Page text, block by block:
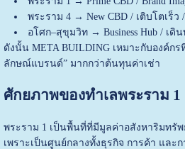
พระราม 4 → New CBD / เติบโตเร็ว
อโศก–สุขุมวิท → Business Hub / เดิ
ดังนั้น META BUILDING เหมาะกับองค์ก
ลักษณ์แบรนด์” มากกว่าต้นทุนค่าเช่า
ศักยภาพของทำเลพระราม 1
พระราม 1 เป็นพื้นที่ที่มีมูลค่าอสังหาริมทรั
เพราะเป็นศูนย์กลางทั้งธุรกิจ การค้า และก